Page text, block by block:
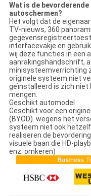
Wat is de
autoschermen?
Het volgt dat de
TV-nieuws, 360
interfacevakje en
wij deze functies in een
aanrakingshandschrift,
minisysteemverrichting
originele systeem niet
geïnstalleerd is zich niet
mengen.
Geschikt automodel
Geschikt voor een
(BYOD). wegens het
systeem niet ook
realiseren de
visuele baan die HD-
enz. omkeren)